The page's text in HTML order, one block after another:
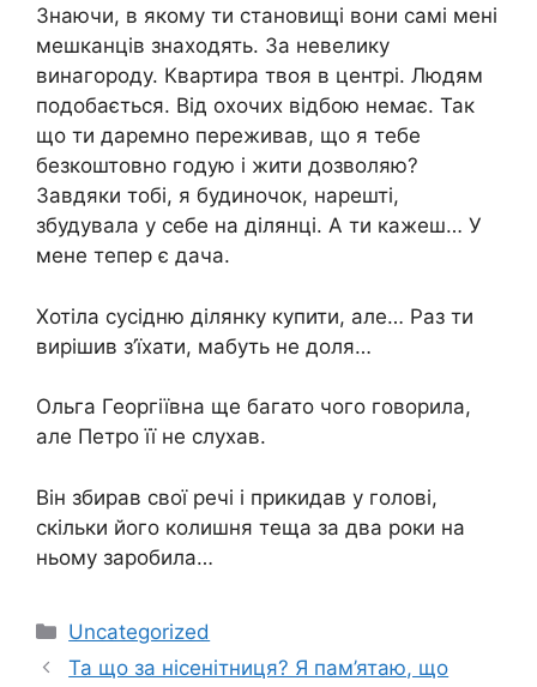
Знаючи, в якому ти становищі вони самі мені
мешканців знаходять. За невелику
винагороду. Квартира твоя в центрі. Людям
подобається. Від охочих відбою немає. Так
що ти даремно переживав, що я тебе
безкоштовно годую і жити дозволяю?
Завдяки тобі, я будиночок, нарешті,
збудувала у себе на ділянці. А ти кажеш… У
мене тепер є дача.
Хотіла сусідню ділянку купити, але… Раз ти
вирішив з’їхати, мабуть не доля…
Ольга Георгіївна ще багато чого говорила,
але Петро її не слухав.
Він збирав свої речі і прикидав у голові,
скільки його колишня теща за два роки на
ньому заробила…
Категорії
Uncategorized
Та що за нісенітниця? Я пам’ятаю, що